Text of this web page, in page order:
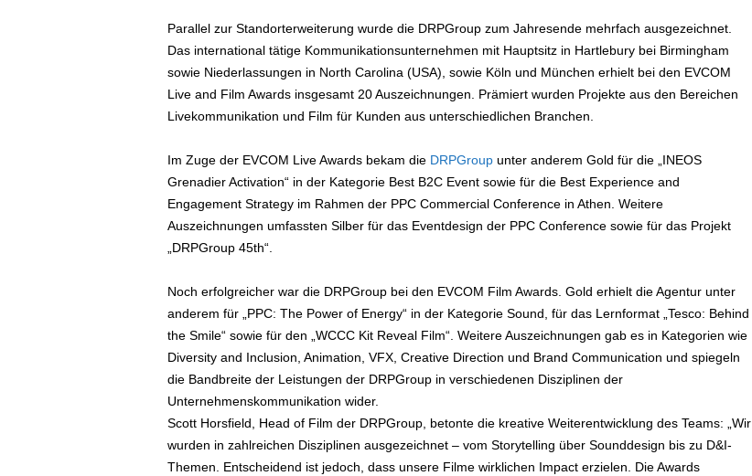
Parallel zur Standorterweiterung wurde die DRPGroup zum Jahresende mehrfach ausgezeichnet.
Das international tätige Kommunikationsunternehmen mit Hauptsitz in Hartlebury bei Birmingham
sowie Niederlassungen in North Carolina (USA), sowie Köln und München erhielt bei den EVCOM
Live and Film Awards insgesamt 20 Auszeichnungen. Prämiert wurden Projekte aus den Bereichen
Livekommunikation und Film für Kunden aus unterschiedlichen Branchen.
Im Zuge der EVCOM Live Awards bekam die DRPGroupunter anderem Gold für die „INEOS
Grenadier Activation“ in der Kategorie Best B2C Event sowie für die Best Experience and
Engagement Strategy im Rahmen der PPC Commercial Conference in Athen. Weitere
Auszeichnungen umfassten Silber für das Eventdesign der PPC Conference sowie für das Projekt
„DRPGroup 45th“.
Noch erfolgreicher war die DRPGroup bei den EVCOM Film Awards. Gold erhielt die Agentur unter
anderem für „PPC: The Power of Energy“ in der Kategorie Sound, für das Lernformat „Tesco: Behind
the Smile“ sowie für den „WCCC Kit Reveal Film“. Weitere Auszeichnungen gab es in Kategorien wie
Diversity and Inclusion, Animation, VFX, Creative Direction und Brand Communication und spiegeln
die Bandbreite der Leistungen der DRPGroup in verschiedenen Disziplinen der
Unternehmenskommunikation wider.
Scott Horsfield, Head of Film der DRPGroup, betonte die kreative Weiterentwicklung des Teams: „Wir
wurden in zahlreichen Disziplinen ausgezeichnet – vom Storytelling über Sounddesign bis zu D&I-
Themen. Entscheidend ist jedoch, dass unsere Filme wirklichen Impact erzielen. Die Awards